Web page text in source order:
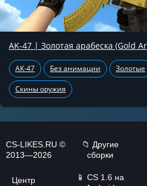
AK-47 | Золотая арабеска (Gold
АК-47 Без анимации Золотые
Скины оружия
CS-LIKES.RU ©
2013—2026
Центр
📁 Другие
сборки
📱 CS 1.6 на